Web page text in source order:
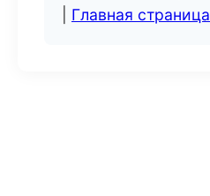
Главная страница